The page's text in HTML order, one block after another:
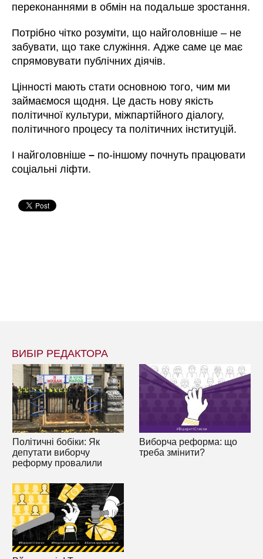
переконаннями в обмін на подальше зростання.
Потрібно чітко розуміти, що найголовніше – не
забувати, що таке служіння. Адже саме це має
спрямовувати публічних діячів.
Цінності мають стати основною того, чим ми
займаємося щодня. Це дасть нову якість
політичної культури, міжпартійного діалогу,
політичного процесу та політичних інституцій.
І найголовніше– по-іншому почнуть працювати
соціальні ліфти.
ВИБІР РЕДАКТОРА
Політичні бобіки: Як
депутати виборчу
реформу провалили
Виборча реформа: що
треба змінити?